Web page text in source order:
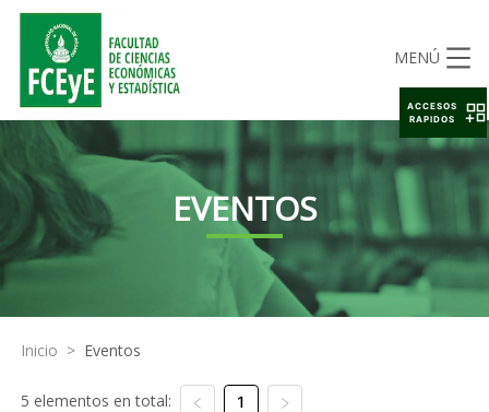
MENÚ
EVENTOS
Inicio > Eventos
5 elementos en total: 1
ACCESOS
RAPIDOS